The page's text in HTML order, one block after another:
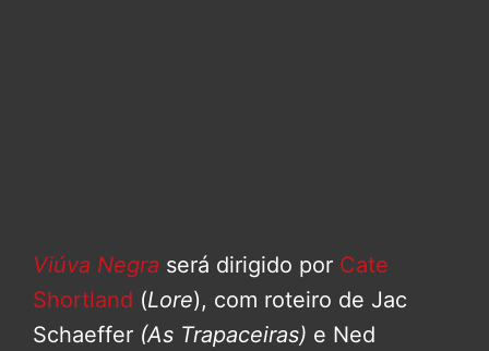
Viúva Negra será dirigido por Cate
Shortland (Lore), com roteiro de Jac
Schaeffer (As Trapaceiras) e Ned